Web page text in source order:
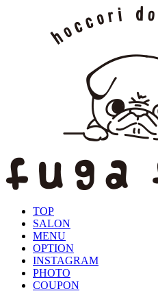
TOP
SALON
MENU
OPTION
INSTAGRAM
PHOTO
COUPON